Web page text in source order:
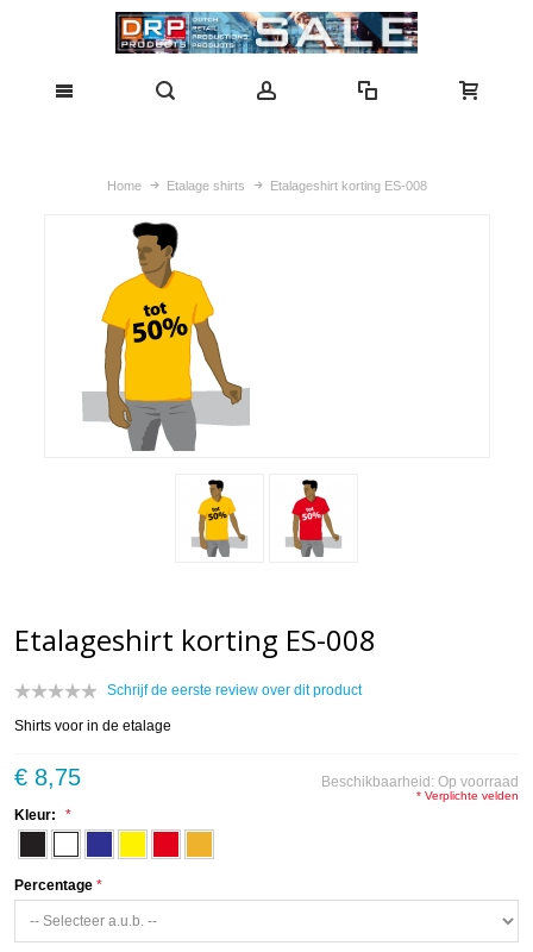
Home Etalage shirts Etalageshirt korting ES-008
Etalageshirt korting ES-008
Schrijf de eerste review over dit product
Shirts voor in de etalage
Beschikbaarheid: Op voorraad
€ 8,75
Kleur:
Percentage
* Verplichte velden